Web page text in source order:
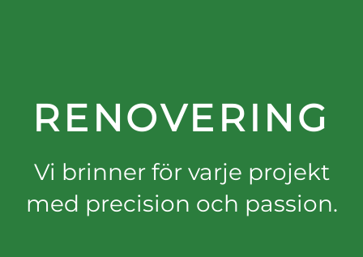
RENOVERING
Vi brinner för varje projekt
med precision och passion.